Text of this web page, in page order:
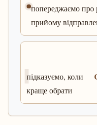
попереджаємо про
прийому
підказуємо, коли
краще обрати